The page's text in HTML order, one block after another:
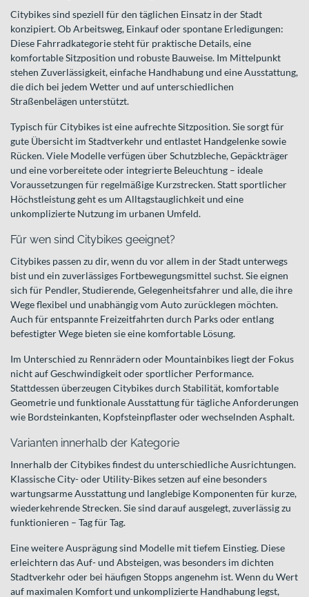
Citybikes sind speziell für den täglichen Einsatz in der Stadt
konzipiert. Ob Arbeitsweg, Einkauf oder spontane Erledigungen:
Diese Fahrradkategorie steht für praktische Details, eine
komfortable Sitzposition und robuste Bauweise. Im Mittelpunkt
stehen Zuverlässigkeit, einfache Handhabung und eine Ausstattung,
die dich bei jedem Wetter und auf unterschiedlichen
Straßenbelägen unterstützt.
Typisch für Citybikes ist eine aufrechte Sitzposition. Sie sorgt für
gute Übersicht im Stadtverkehr und entlastet Handgelenke sowie
Rücken. Viele Modelle verfügen über Schutzbleche, Gepäckträger
und eine vorbereitete oder integrierte Beleuchtung – ideale
Voraussetzungen für regelmäßige Kurzstrecken. Statt sportlicher
Höchstleistung geht es um Alltagstauglichkeit und eine
unkomplizierte Nutzung im urbanen Umfeld.
Für wen sind Citybikes geeignet?
Citybikes passen zu dir, wenn du vor allem in der Stadt unterwegs
bist und ein zuverlässiges Fortbewegungsmittel suchst. Sie eignen
sich für Pendler, Studierende, Gelegenheitsfahrer und alle, die ihre
Wege flexibel und unabhängig vom Auto zurücklegen möchten.
Auch für entspannte Freizeitfahrten durch Parks oder entlang
befestigter Wege bieten sie eine komfortable Lösung.
Im Unterschied zu Rennrädern oder Mountainbikes liegt der Fokus
nicht auf Geschwindigkeit oder sportlicher Performance.
Stattdessen überzeugen Citybikes durch Stabilität, komfortable
Geometrie und funktionale Ausstattung für tägliche Anforderungen
wie Bordsteinkanten, Kopfsteinpflaster oder wechselnden Asphalt.
Varianten innerhalb der Kategorie
Innerhalb der Citybikes findest du unterschiedliche Ausrichtungen.
Klassische City- oder Utility-Bikes setzen auf eine besonders
wartungsarme Ausstattung und langlebige Komponenten für kurze,
wiederkehrende Strecken. Sie sind darauf ausgelegt, zuverlässig zu
funktionieren – Tag für Tag.
Eine weitere Ausprägung sind Modelle mit tiefem Einstieg. Diese
erleichtern das Auf- und Absteigen, was besonders im dichten
Stadtverkehr oder bei häufigen Stopps angenehm ist. Wenn du Wert
auf maximalen Komfort und unkomplizierte Handhabung legst,